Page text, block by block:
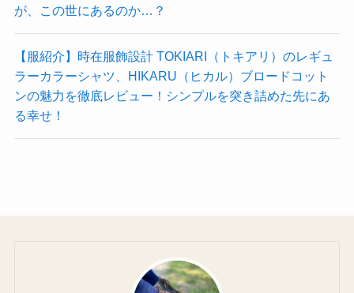
が、この世にあるのか…？
【服紹介】時在服飾設計 TOKIARI（トキアリ）のレギュ
ラーカラーシャツ、HIKARU（ヒカル）ブロードコット
ンの魅力を徹底レビュー！シンプルを突き詰めた先にあ
る幸せ！